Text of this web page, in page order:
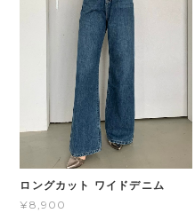
ロングカット ワイドデニム
¥8,900